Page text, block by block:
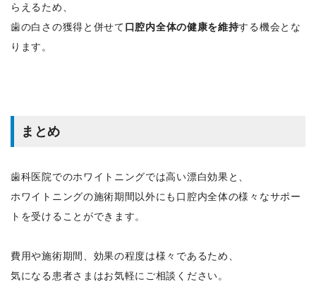
らえるため、
歯の白さの獲得と併せて口腔内全体の健康を維持する機会とな
ります。
まとめ
歯科医院でのホワイトニングでは高い漂白効果と、
ホワイトニングの施術期間以外にも口腔内全体の様々なサポー
トを受けることができます。
費用や施術期間、効果の程度は様々であるため、
気になる患者さまはお気軽にご相談ください。